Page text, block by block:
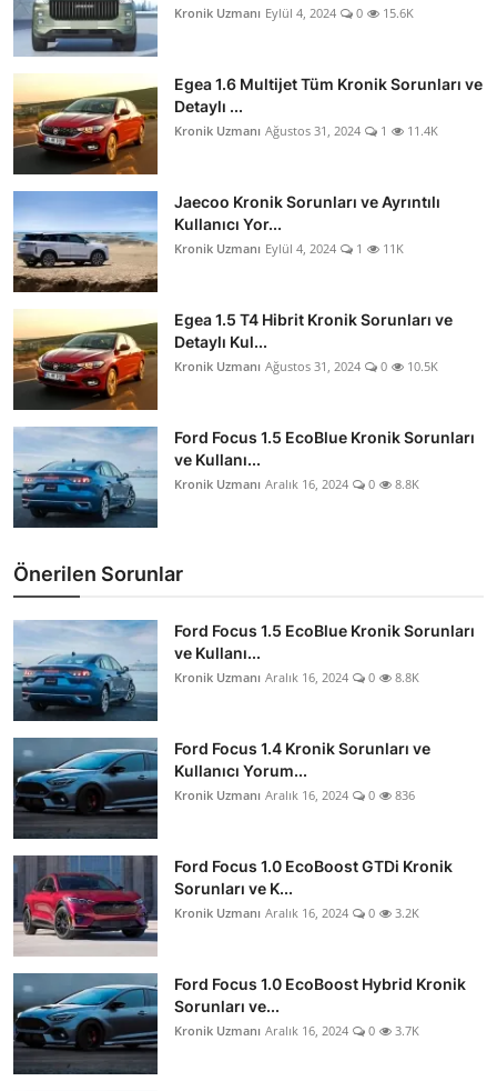
Kronik Uzmanı Eylül 4, 2024 0 15.6K
Egea 1.6 Multijet Tüm Kronik Sorunları ve
Detaylı ...
Kronik Uzmanı Ağustos 31, 2024 1 11.4K
Jaecoo Kronik Sorunları ve Ayrıntılı
Kullanıcı Yor...
Kronik Uzmanı Eylül 4, 2024 1 11K
Egea 1.5 T4 Hibrit Kronik Sorunları ve
Detaylı Kul...
Kronik Uzmanı Ağustos 31, 2024 0 10.5K
Ford Focus 1.5 EcoBlue Kronik Sorunları
ve Kullanı...
Kronik Uzmanı Aralık 16, 2024 0 8.8K
Önerilen Sorunlar
Ford Focus 1.5 EcoBlue Kronik Sorunları
ve Kullanı...
Kronik Uzmanı Aralık 16, 2024 0 8.8K
Ford Focus 1.4 Kronik Sorunları ve
Kullanıcı Yorum...
Kronik Uzmanı Aralık 16, 2024 0 836
Ford Focus 1.0 EcoBoost GTDi Kronik
Sorunları ve K...
Kronik Uzmanı Aralık 16, 2024 0 3.2K
Ford Focus 1.0 EcoBoost Hybrid Kronik
Sorunları ve...
Kronik Uzmanı Aralık 16, 2024 0 3.7K